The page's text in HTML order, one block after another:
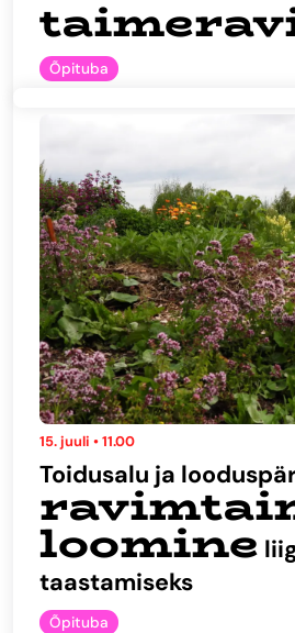
Õpituba
15. juuli • 11.00
Toidusalu ja
loomine
taastamiseks
Õpituba